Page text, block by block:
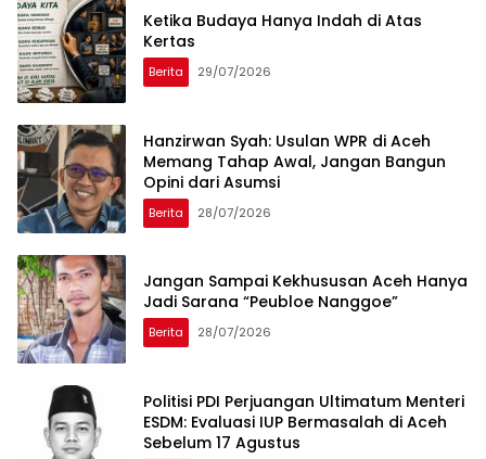
Ketika Budaya Hanya Indah di Atas
Kertas
Berita 29/07/2026
Hanzirwan Syah: Usulan WPR di Aceh
Memang Tahap Awal, Jangan Bangun
Opini dari Asumsi
Berita 28/07/2026
Jangan Sampai Kekhususan Aceh Hanya
Jadi Sarana “Peubloe Nanggoe”
Berita 28/07/2026
Politisi PDI Perjuangan Ultimatum Menteri
ESDM: Evaluasi IUP Bermasalah di Aceh
Sebelum 17 Agustus